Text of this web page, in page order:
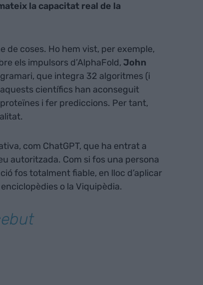
la capacitat real de la
de coses. Ho hem vist, per exemple,
els impulsors d’AlphaFold, John
que integra 32 algoritmes (i
científics han aconseguit
i fer prediccions. Per tant,
com ChatGPT, que ha entrat a
autoritzada. Com si fos una persona
fos totalment fiable, en lloc d’aplicar
o la Viquipèdia.